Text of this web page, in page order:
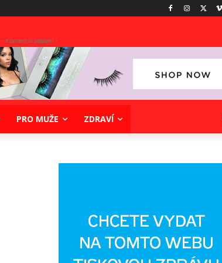
- Komerční sdělení -
PRO MUŽE ZDRAVÍ